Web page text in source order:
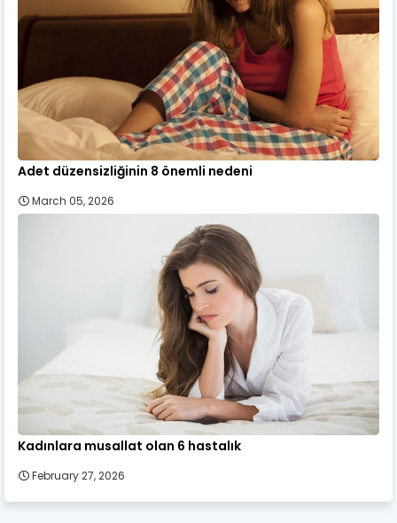
Adet düzensizliğinin 8 önemli nedeni
March 05, 2026
Kadınlara musallat olan 6 hastalık
February 27, 2026